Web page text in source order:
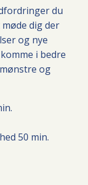
du
dig der
og nye
i bedre
og
50 min.